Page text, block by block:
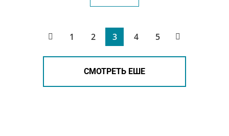
1 2 3 4 5
СМОТРЕТЬ ЕШЕ